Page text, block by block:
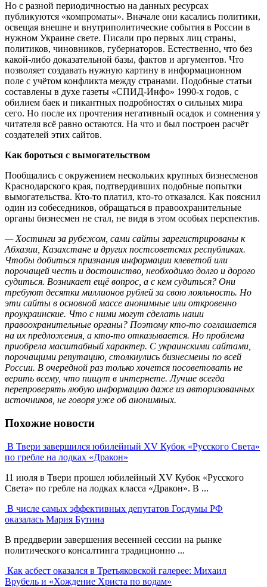
Но с разной периодичностью на данных ресурсах
публикуются «компроматы». Вначале они касались политики,
освещая внешне и внутриполитические события в России в
нужном Украине свете. Писали про первых лиц страны,
политиков, чиновников, губернаторов. Естественно, что без
какой-либо доказательной базы, фактов и аргументов. Что
позволяет создавать нужную картину в информационном
поле с учётом конфликта между странами. Подобные статьи
составлены в духе газеты «СПИД-Инфо» 1990-х годов, с
обилием баек и пикантных подробностях о сильных мира
сего. Но после их прочтения негативный осадок и сомнения у
читателя всё равно остаются. На что и был построен расчёт
создателей этих сайтов.
Как бороться с вымогательством
Пообщались с окружением нескольких крупных бизнесменов
Краснодарского края, подтвердивших подобные попытки
вымогательства. Кто-то платил, кто-то отказался. Как пояснил
один из собеседников, обращаться в правоохранительные
органы бизнесмен не стал, не видя в этом особых перспектив.
— Хостинги за рубежом, сами сайты зарегистрированы к
Абхазии, Казахстане и других постсоветских республиках.
Чтобы добиться признания информации клеветой или
порочащей честь и достоинство, необходимо долго и дорого
судиться. Возникает ещё вопрос, а с кем судиться? Они
требуют десятки миллионов рублей за свою лояльность. Но
эти сайты в основной массе анонимные или откровенно
проукраинские. Что с ними могут сделать наши
правоохранительные органы? Поэтому кто-то соглашается
на их предложения, а кто-то отказывается. Но проблема
приобрела масштабный характер. С украинскими сайтами,
порочащими репутацию, столкнулись бизнесмены по всей
России. В очередной раз только хочется посоветовать не
верить всему, что пишут в интернете. Лучше всегда
перепроверять любую информацию даже из авторизованных
источников, не говоря уже об анонимных.
Похожие новости
В Твери завершился юбилейный XV Кубок «Русского Света»
по гребле на лодках «Дракон»
11 июля в Твери прошел юбилейный XV Кубок «Русского
Света» по гребле на лодках класса «Дракон». В ...
В числе самых эффективных депутатов Госдумы РФ
оказалась Мария Бутина
В преддверии завершения весенней сессии на рынке
политического консалтинга традиционно ...
Как асбест оказался в Третьяковской галерее: Михаил
Врубель и «Хождение Христа по водам»